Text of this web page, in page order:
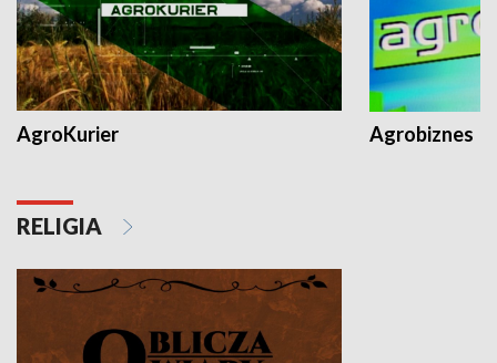
AgroKurier Agrobiznes
RELIGIA